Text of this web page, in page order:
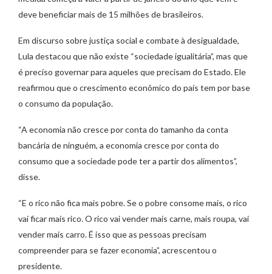
deve beneficiar mais de 15 milhões de brasileiros.
Em discurso sobre justiça social e combate à desigualdade,
Lula destacou que não existe “sociedade igualitária”, mas que
é preciso governar para aqueles que precisam do Estado. Ele
reafirmou que o crescimento econômico do país tem por base
o consumo da população.
“A economia não cresce por conta do tamanho da conta
bancária de ninguém, a economia cresce por conta do
consumo que a sociedade pode ter a partir dos alimentos”,
disse.
“E o rico não fica mais pobre. Se o pobre consome mais, o rico
vai ficar mais rico. O rico vai vender mais carne, mais roupa, vai
vender mais carro. É isso que as pessoas precisam
compreender para se fazer economia”, acrescentou o
presidente.